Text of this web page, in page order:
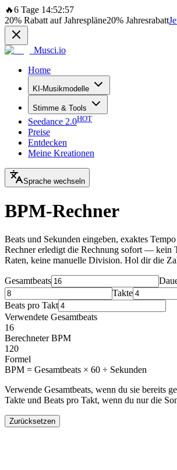
🔥6 Tage 14:52:57
20% Rabatt auf Jahrespläne20% Jahresrabatt
Musci.io
Home
KI-Musikmodelle
Stimme & Tools
Seedance 2.0HOT
Preise
Entdecken
Meine Kreationen
Sprache wechseln
BPM-Rechner
Beats und Sekunden eingeben, exaktes
Rechner erledigt die Rechnung sofort — kein
Raten, keine manuelle Division. Hol dir die
Gesamtbeats
Takte
Beats pro Takt
Verwendete Gesamtbeats
16
Berechneter BPM
120
Formel
BPM = Gesamtbeats × 60 ÷ Sekunden
Verwende Gesamtbeats, wenn du sie bereits
Takte und Beats pro Takt, wenn du nur die
Zurücksetzen